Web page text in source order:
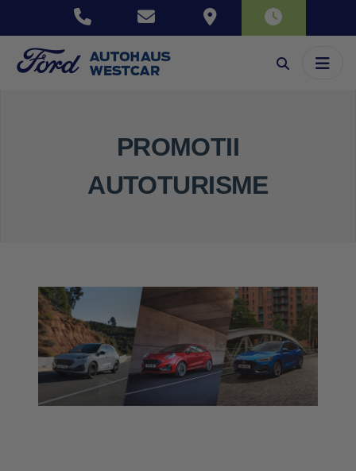
PROMOTII
AUTOTURISME